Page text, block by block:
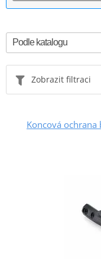
Zobrazit filtraci
Koncová ochrana